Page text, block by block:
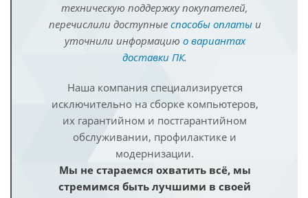
техническую поддержку покупателей,
перечислили доступные способы оплатыи
уточнили информацию о вариантах
доставки ПК.
Наша компания специализируется
исключительно на сборке компьютеров,
их гарантийном и постгарантийном
обслуживании, профилактике и
модернизации.
Мы не стараемся охватить всё, мы
стремимся быть лучшими в своей